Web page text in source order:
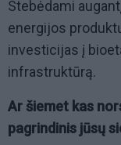
Stebėdami
energijos
investicijas į
infrastruktūrą.
Ar šiemet kas
pagrindinis jūsų